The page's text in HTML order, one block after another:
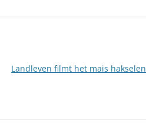
Landleven filmt het mais hakselen